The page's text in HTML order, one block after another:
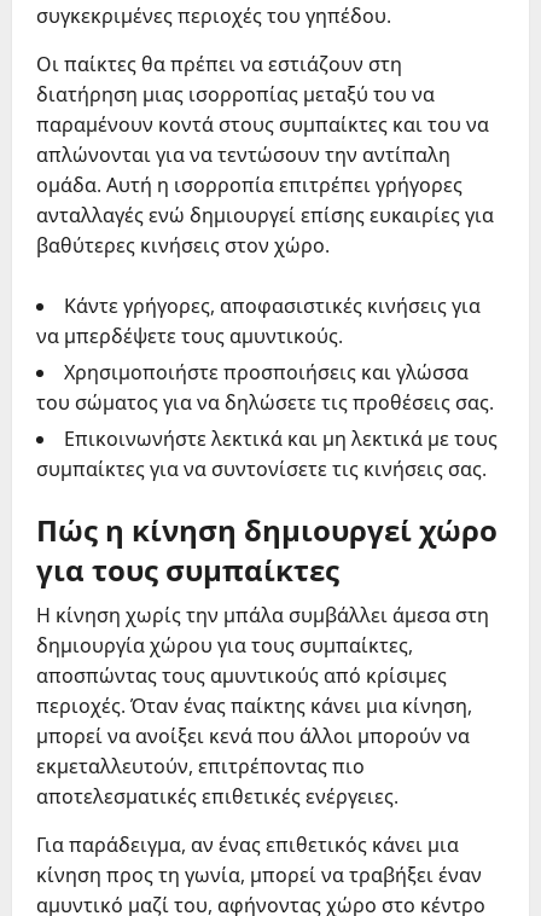
συγκεκριμένες περιοχές του γηπέδου.
Οι παίκτες θα πρέπει να εστιάζουν στη
διατήρηση μιας ισορροπίας μεταξύ του να
παραμένουν κοντά στους συμπαίκτες και του να
απλώνονται για να τεντώσουν την αντίπαλη
ομάδα. Αυτή η ισορροπία επιτρέπει γρήγορες
ανταλλαγές ενώ δημιουργεί επίσης ευκαιρίες για
βαθύτερες κινήσεις στον χώρο.
Κάντε γρήγορες, αποφασιστικές κινήσεις για
να μπερδέψετε τους αμυντικούς.
Χρησιμοποιήστε προσποιήσεις και γλώσσα
του σώματος για να δηλώσετε τις προθέσεις σας.
Επικοινωνήστε λεκτικά και μη λεκτικά με τους
συμπαίκτες για να συντονίσετε τις κινήσεις σας.
Πώς η κίνηση δημιουργεί χώρο
για τους συμπαίκτες
Η κίνηση χωρίς την μπάλα συμβάλλει άμεσα στη
δημιουργία χώρου για τους συμπαίκτες,
αποσπώντας τους αμυντικούς από κρίσιμες
περιοχές. Όταν ένας παίκτης κάνει μια κίνηση,
μπορεί να ανοίξει κενά που άλλοι μπορούν να
εκμεταλλευτούν, επιτρέποντας πιο
αποτελεσματικές επιθετικές ενέργειες.
Για παράδειγμα, αν ένας επιθετικός κάνει μια
κίνηση προς τη γωνία, μπορεί να τραβήξει έναν
αμυντικό μαζί του, αφήνοντας χώρο στο κέντρο